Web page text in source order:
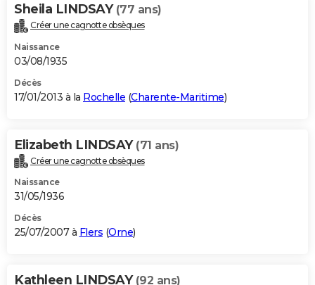
Sheila LINDSAY (77 ans)
Créer une cagnotte obsèques
Naissance
03/08/1935
Décès
17/01/2013 à la Rochelle (Charente-Maritime)
Elizabeth LINDSAY (71 ans)
Créer une cagnotte obsèques
Naissance
31/05/1936
Décès
25/07/2007 à Flers (Orne)
Kathleen LINDSAY (92 ans)